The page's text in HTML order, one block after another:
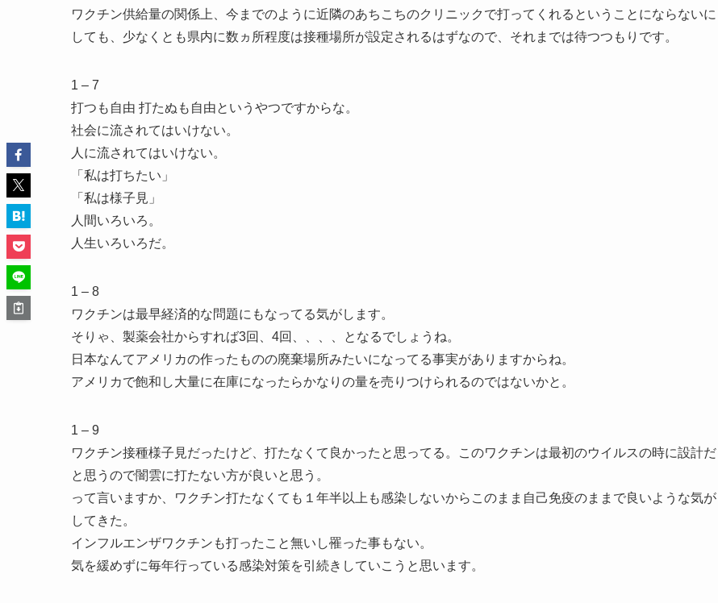
ワクチン供給量の関係上、今までのように近隣のあちこちのクリニックで打ってくれるということにならないに
しても、少なくとも県内に数ヵ所程度は接種場所が設定されるはずなので、それまでは待つつもりです。
1 – 7
打つも自由 打たぬも自由というやつですからな。
社会に流されてはいけない。
人に流されてはいけない。
「私は打ちたい」
「私は様子見」
人間いろいろ。
人生いろいろだ。
1 – 8
ワクチンは最早経済的な問題にもなってる気がします。
そりゃ、製薬会社からすれば3回、4回、、、、となるでしょうね。
日本なんてアメリカの作ったものの廃棄場所みたいになってる事実がありますからね。
アメリカで飽和し大量に在庫になったらかなりの量を売りつけられるのではないかと。
1 – 9
ワクチン接種様子見だったけど、打たなくて良かったと思ってる。このワクチンは最初のウイルスの時に設計だ
と思うので闇雲に打たない方が良いと思う。
って言いますか、ワクチン打たなくても１年半以上も感染しないからこのまま自己免疫のままで良いような気が
してきた。
インフルエンザワクチンも打ったこと無いし罹った事もない。
気を緩めずに毎年行っている感染対策を引続きしていこうと思います。